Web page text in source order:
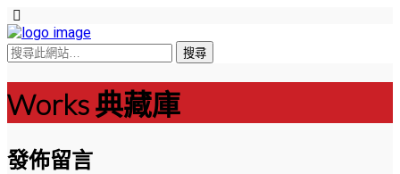
Works 典藏庫
發佈留言